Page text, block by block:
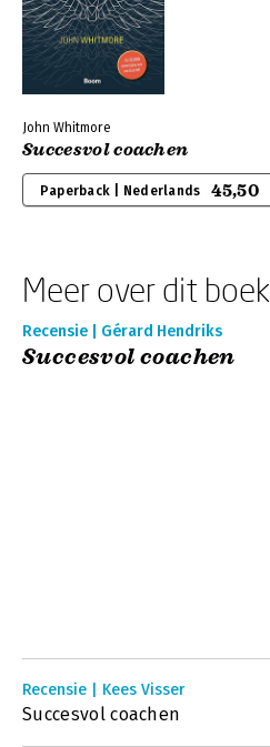
John Whitmore
Succesvol coachen
Paperback | Nederlands 45,50
Meer over dit boek
Recensie | Gérard Hendriks
Succesvol coachen
Recensie | Kees Visser
Succesvol coachen